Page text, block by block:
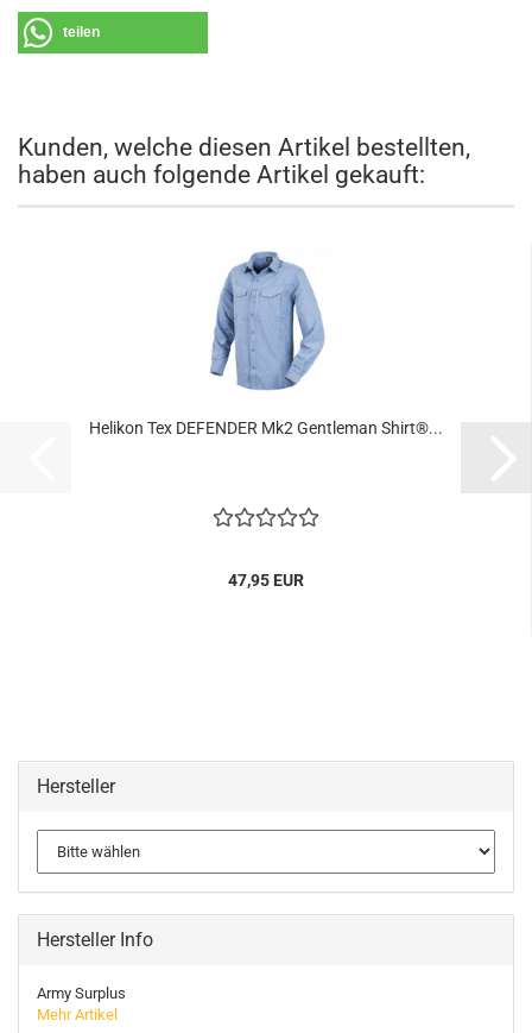
teilen
Kunden, welche diesen Artikel bestellten,
haben auch folgende Artikel gekauft:
Helikon Tex DEFENDER Mk2 Gentleman Shirt®...
47,95 EUR
Hersteller
Hersteller Info
Army Surplus
Mehr Artikel